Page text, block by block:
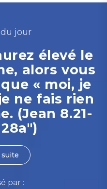
jour
élevé le
alors vous
« moi, je
ne fais rien
(Jean 8.21-
suite
par :